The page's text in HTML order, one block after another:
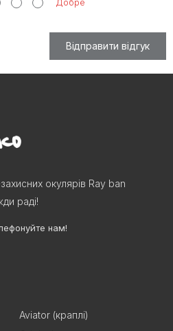
Добре
Відправити відгук
окулярів Ray ban
раді!
нам!
Aviator (краплі)